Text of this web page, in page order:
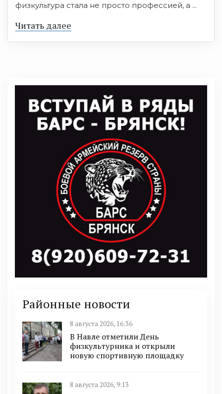
физкультура стала не просто профессией, а ...
Читать далее
Районные новости
8 августа 2026, 16:36
В Навле отметили День
физкультурника и открыли
новую спортивную площадку
8 августа 2026, 9:13